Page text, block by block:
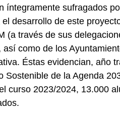
íntegramente sufragados
desarrollo de este
(a través de sus
así como de los
Éstas evidencian, año
Sostenible de la Agenda
curso 2023/2024, 13.000